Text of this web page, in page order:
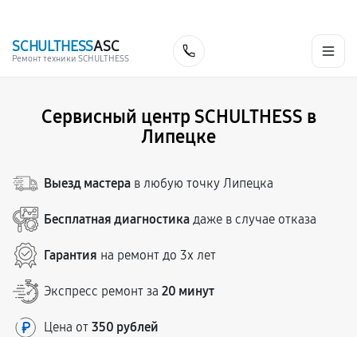
SCHULTHESSASC
Ремонт техники SCHULTHESS
Сервисный центр SCHULTHESS в
Липецке
Выезд мастера в любую точку Липецка
Бесплатная диагностика даже в случае отказа
Гарантия на ремонт до 3х лет
Экспресс ремонт за 20 минут
Цена от 350 рублей